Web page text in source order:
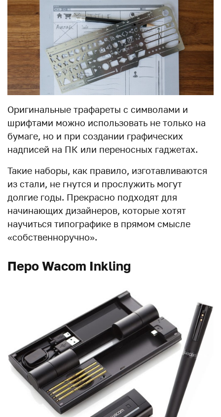
Оригинальные трафареты с символами и
шрифтами можно использовать не только на
бумаге, но и при создании графических
надписей на ПК или переносных гаджетах.
Такие наборы, как правило, изготавливаются
из стали, не гнутся и прослужить могут
долгие годы. Прекрасно подходят для
начинающих дизайнеров, которые хотят
научиться типографике в прямом смысле
«собственноручно».
Перо Wacom Inkling